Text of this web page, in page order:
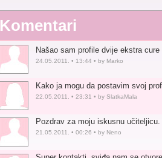
Komentari
Našao sam profile dvije ekstra
24.05.2011. • 13:44 • by Marko
Kako ja mogu da postavim svoj
22.05.2011. • 23:31 • by SlatkaMala
Pozdrav za moju iskusnu
21.05.2011. • 00:26 • by Neno